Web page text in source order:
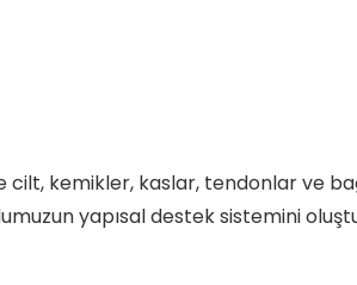
kemikler, kaslar, tendonlar ve
yapısal destek sistemini